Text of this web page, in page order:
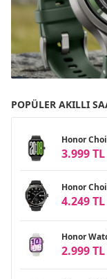
POPÜLER AKILLI
Honor
3.999 TL
Honor
4.249 TL
Honor
2.999 TL